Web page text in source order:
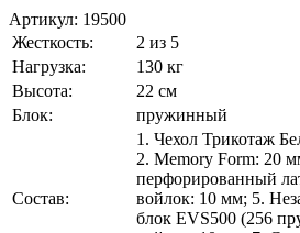
Артикул: 19500
Жесткость:
2 из 5
Нагрузка:
130 кг
Высота:
22 см
Блок:
пружинный
Состав:
1. Чехол Трикотаж
2. Memory Form: 20
перфорированный
войлок: 10 мм; 5.
блок EVS500 (256